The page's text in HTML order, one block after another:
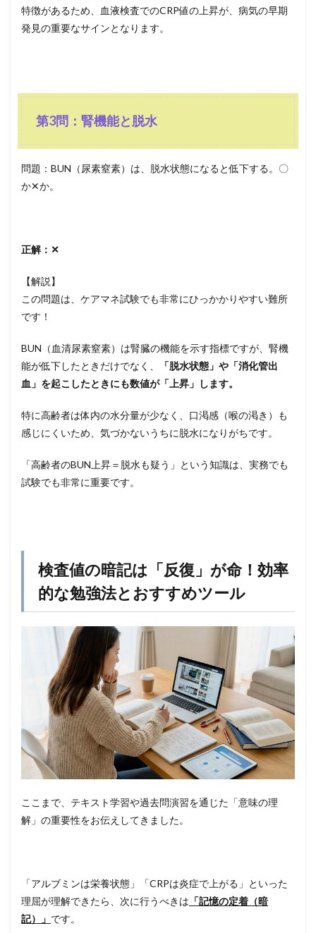
特徴があるため、血液検査でのCRP値の上昇が、病気の早期
発見の重要なサインとなります。
第3問：腎機能と脱水
問題：BUN（尿素窒素）は、脱水状態になると低下する。〇
か✕か。
正解：✕
【解説】
この問題は、ケアマネ試験でも非常にひっかかりやすい難所
です！
BUN（血清尿素窒素）は腎臓の機能を示す指標ですが、腎機
能が低下したときだけでなく、
「脱水状態」や「消化管出
血」を起こしたときにも数値が「上昇」します。
特に高齢者は体内の水分量が少なく、口渇感（喉の渇き）も
感じにくいため、気づかないうちに脱水になりがちです。
「高齢者のBUN上昇＝脱水も疑う」という知識は、実務でも
試験でも非常に重要です。
検査値の暗記は「反復」が命！効率
的な勉強法とおすすめツール
ここまで、テキスト学習や過去問演習を通じた「意味の理
解」の重要性をお伝えしてきました。
「アルブミンは栄養状態」「CRPは炎症で上がる」といった
理屈が理解できたら、次に行うべきは 「記憶の定着（暗
記）」 です。